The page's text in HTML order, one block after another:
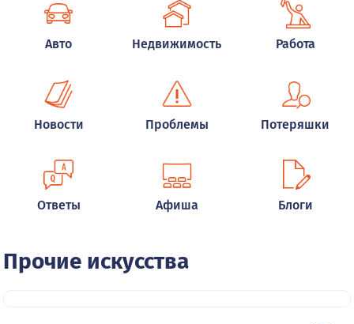
Авто Недвижимость Работа
Новости Проблемы Потеряшки
Ответы Афиша Блоги
Прочие искусства